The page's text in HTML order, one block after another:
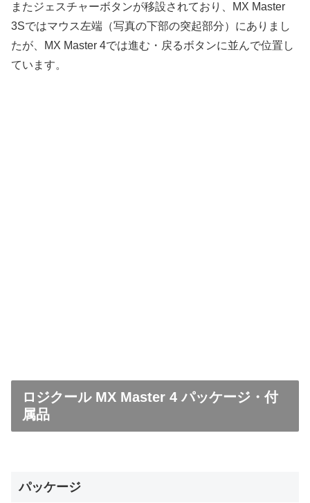
またジェスチャーボタンが移設されており、MX Master
3Sではマウス左端（写真の下部の突起部分）にありまし
たが、MX Master 4では進む・戻るボタンに並んで位置し
ています。
ロジクール MX Master 4 パッケージ・付
属品
パッケージ